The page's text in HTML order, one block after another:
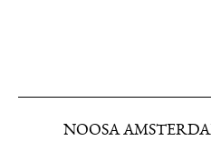
NOOSA